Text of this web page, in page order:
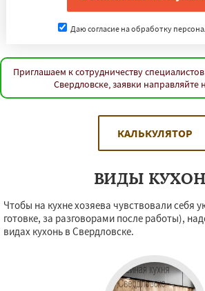
Даю согласие на обработку
Приглашаем к сотрудничеству
Свердловске, заявки направляйте
КАЛЬКУЛЯТОР
ВИДЫ
Чтобы на кухне хозяева чувствовали себя
готовке, за разговорами после работы),
видах кухонь в Свердловске.